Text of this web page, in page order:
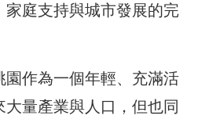
家庭支持與城市發展的完
園作為一個年輕、充滿活
量產業與人口，但也同